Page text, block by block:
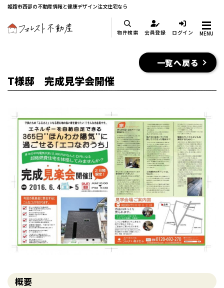
姫路市西部の不動産情報と健康デザイン注文住宅なら
物件検索 会員登録 ログイン MENU
一覧へ戻る
T様邸 完成見学会開催
概要